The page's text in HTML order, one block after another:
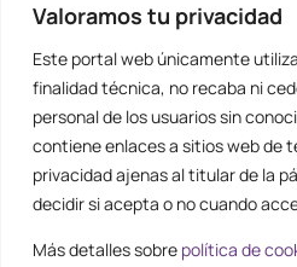
Valoramos tu privacidad
Este portal web únicamente
finalidad técnica, no recaba ni
personal de los usuarios sin
contiene enlaces a sitios web de
privacidad ajenas al titular de la
decidir si acepta o no cuando
Más detalles sobre política de
Tu Tienda de Segunda Mano,
28027 – España)
912 60 05 55 |+34 601 23 09